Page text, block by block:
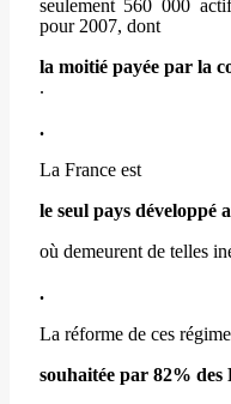
seulement 560 000
pour 2007, dont
la moitié payée par la
.
.
La France est
le seul pays développé
où demeurent de telles
.
La réforme de ces
souhaitée par 82% des